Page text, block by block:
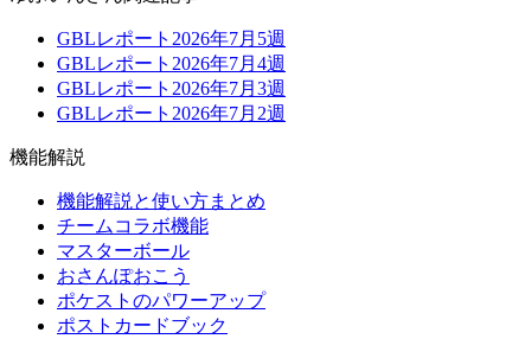
GBLレポート2026年7月5週
GBLレポート2026年7月4週
GBLレポート2026年7月3週
GBLレポート2026年7月2週
機能解説
機能解説と使い方まとめ
チームコラボ機能
マスターボール
おさんぽおこう
ポケストのパワーアップ
ポストカードブック